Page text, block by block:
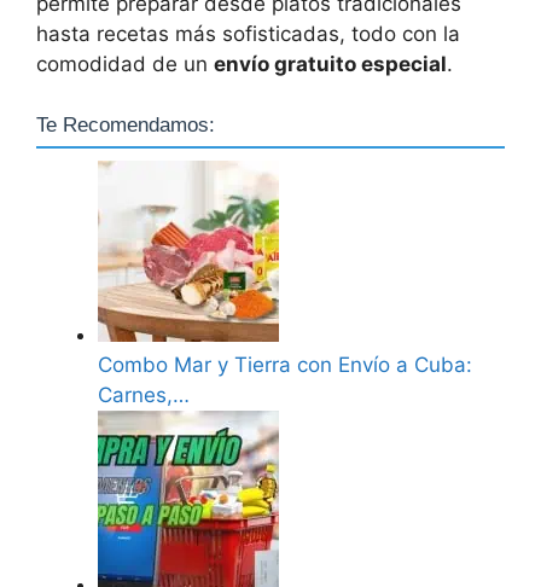
hasta recetas más sofisticadas, todo con la
comodidad de un envío gratuito especial.
Te Recomendamos:
Combo Mar y Tierra con Envío a Cuba:
Carnes,…